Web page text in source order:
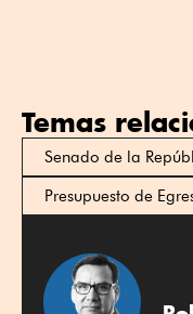
Temas
Senado de la
Presupuesto de